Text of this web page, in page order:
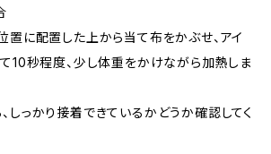
置に配置した上から当て布をかぶせ、アイ
10秒程度、少し体重をかけながら加熱しま
しっかり接着できているかどうか確認してく